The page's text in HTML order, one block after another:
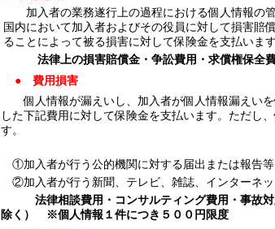
加入者の業務遂行上の過程における個人情報の
国内において加入者およびその役員に対して損害賠
ることによって被る損害に対して保険金を支払います
法律上の損害賠償金・争訟費用・求償権保全
● 費用損害
個人情報が漏えいし、加入者が個人情報漏えい
した下記費用に対して保険金を支払います。ただ
す。
①加入者が行う公的機関に対する届出または報告
②加入者が行う新聞、テレビ、雑誌、インターネ
法律相談費用・コンサルティング費用・事故
除く） ※個人情報１件につき５００円限度